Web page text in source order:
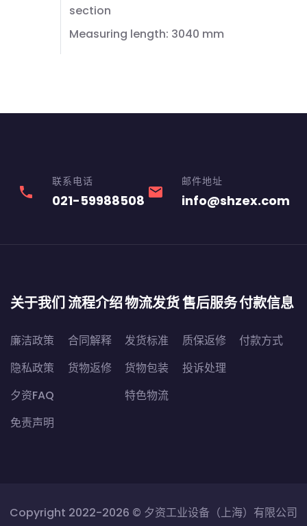
section
Measuring length: 3040 mm
phone
联系电话
021-59988508 email
邮件地址
info@shzex.com
关于我们
廉洁政策
隐私政策
夕资FAQ
免责声明
流程介绍
合同解释
货物返修
物流发货
发货标准
货物包装
特色物流
售后服务
质保返修
投诉处理
付款信息
付款方式
Copyright 2022-2026 © 夕资工业设备（上海）有限公司